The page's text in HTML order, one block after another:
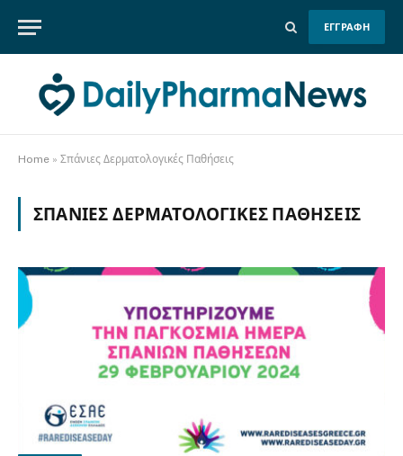
ΕΓΓΡΑΦΗ
Home » Σπάνιες Δερματολογικές Παθήσεις
ΣΠΆΝΙΕΣ ΔΕΡΜΑΤΟΛΟΓΙΚΈΣ ΠΑΘΉΣΕΙΣ